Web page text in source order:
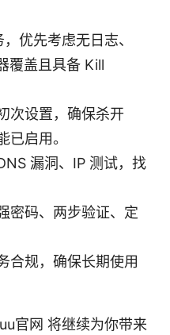
优先考虑无日志、
覆盖且具备 Kill
次设置，确保杀开
已启用。
漏洞、IP 测试，找
密码、两步验证、定
合规，确保长期使用
官网 将继续为你带来